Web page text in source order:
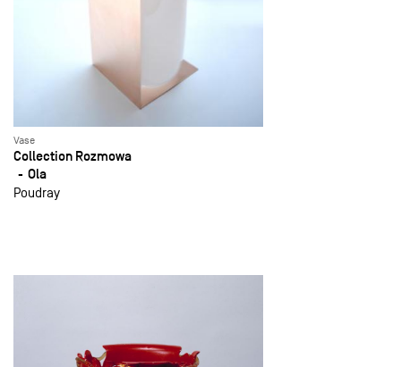
Vase
Collection Rozmowa
Ola
Poudray